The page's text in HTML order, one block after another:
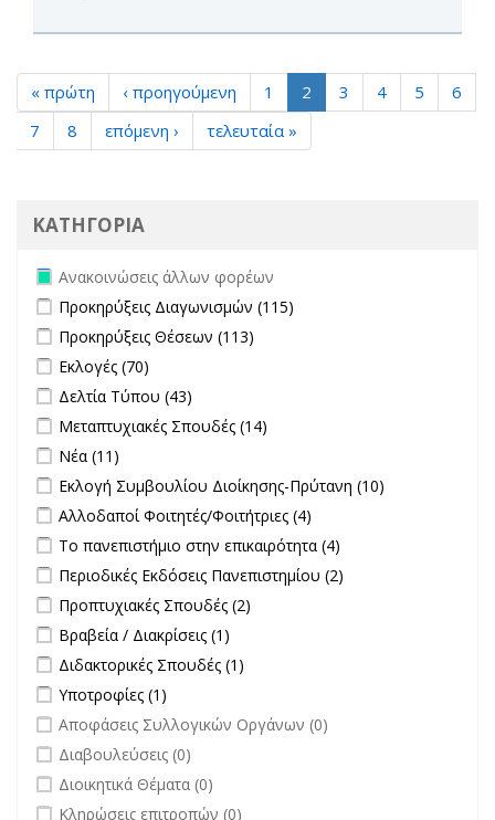
« πρώτη ‹ προηγούμενη 1 2 3 4 5
6
7
8 επόμενη › τελευταία »
ΚΑΤΗΓΟΡΙΑ
Remove Ανακοινώσεις άλλων φορέων filter
Ανακοινώσεις άλλων φορέων
Apply Προκηρύξεις Διαγωνισμών filter
Προκηρύξεις Διαγωνισμών (115)
Apply Προκηρύξεις Θέσεων filter
Προκηρύξεις Θέσεων (113)
Apply Εκλογές filter
Εκλογές (70)
Apply Δελτία Τύπου filter
Δελτία Τύπου (43)
Apply Μεταπτυχιακές Σπουδές filter
Μεταπτυχιακές Σπουδές (14)
Apply Νέα filter
Νέα (11)
Apply Εκλογή Συμβουλίου Διοίκησης-Πρύτανη filter
Εκλογή Συμβουλίου Διοίκησης-Πρύτανη (10)
Apply Αλλοδαποί Φοιτητές/Φοιτήτριες filter
Αλλοδαποί Φοιτητές/Φοιτήτριες (4)
filter
Apply Το πανεπιστήμιο στην επικαιρότητα filter
Το πανεπιστήμιο στην επικαιρότητα (4)
επικαιρότητα filter
Apply Περιοδικές Εκδόσεις Πανεπιστημίου filter
Περιοδικές Εκδόσεις Πανεπιστημίου (2)
Apply Προπτυχιακές Σπουδές filter
Προπτυχιακές Σπουδές (2)
Apply Βραβεία / Διακρίσεις filter
Βραβεία / Διακρίσεις (1)
Apply Διδακτορικές Σπουδές filter
Διδακτορικές Σπουδές (1)
Apply Υποτροφίες filter
Υποτροφίες (1)
undefined
Αποφάσεις Συλλογικών Οργάνων (0)
undefined
Διαβουλεύσεις (0)
undefined
Διοικητικά Θέματα (0)
undefined
Κληρώσεις επιτροπών (0)